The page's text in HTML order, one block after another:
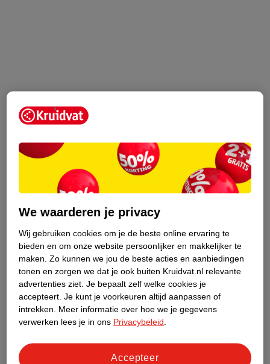
We waarderen je privacy
Wij gebruiken cookies om je de beste online ervaring te
bieden en om onze website persoonlijker en makkelijker te
maken. Zo kunnen we jou de beste acties en aanbiedingen
tonen en zorgen we dat je ook buiten Kruidvat.nl relevante
advertenties ziet. Je bepaalt zelf welke cookies je
accepteert. Je kunt je voorkeuren altijd aanpassen of
intrekken.
Meer informatie over hoe we je gegevens
verwerken lees je in ons Privacybeleid
Accepteer